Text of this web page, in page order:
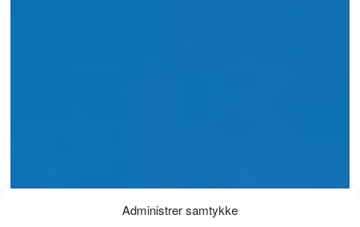
Administrer samtykke